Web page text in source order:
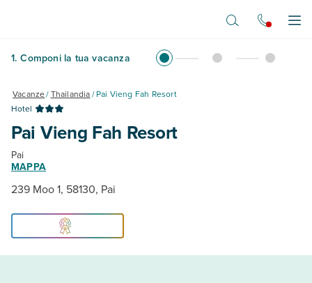
1. Componi la tua vacanza
Vacanze/Thailandia/Pai Vieng Fah Resort
Hotel
Pai Vieng Fah Resort
Pai
MAPPA
239 Moo 1, 58130, Pai